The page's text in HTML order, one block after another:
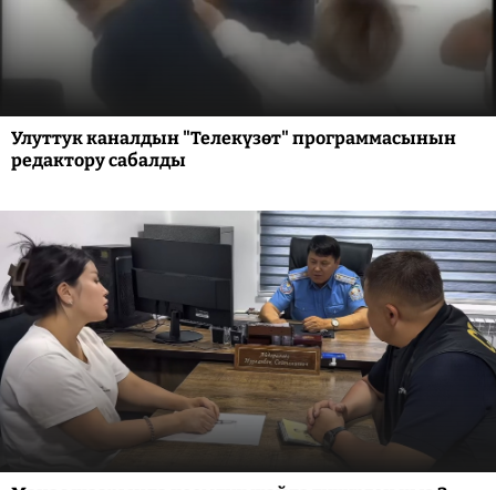
Улуттук каналдын "Телекүзөт" программасынын
редактору сабалды